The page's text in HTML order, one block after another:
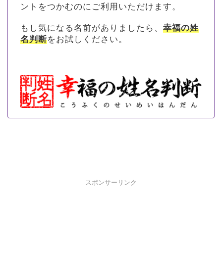
ントをつかむのにご利用いただけます。
もし気になる名前がありましたら、 幸福の姓
名判断をお試しください。
スポンサーリンク